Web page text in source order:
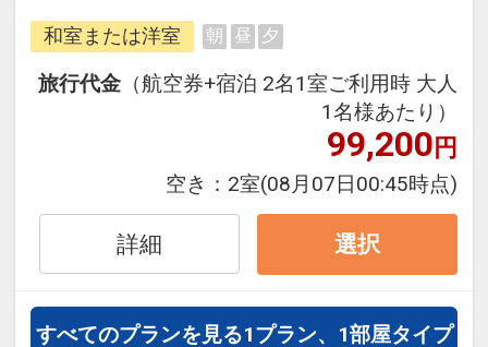
フライトと宿泊を自由に組み合わせ
できるダイナミックパッケージだか
ら、一都市滞在はもちろん周遊旅行
にも最適！
旅行期間中の1泊だけの宿泊や延
泊・飛び泊なども自由自在です。
フライトは、安心のJAL（または
JALグループ）確約！フライトマイ
ル50%貯まります。
オプションでレンタカーや現地交
通・体験プランなどの追加（同時予
約）が可能なプランもございます。
和室または洋室 朝 昼 夕
旅行代金 （航空券+宿泊 2名1室ご利用時 大人
1名様あたり）
99,200円
空き： 2室(08月07日00:45時点)
詳細 選択
すべてのプランを見る1プラン、1部屋タイプ